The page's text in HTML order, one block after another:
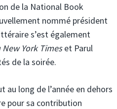
de la National Book
nommé président
s’est également
York Timeset Parul
de la soirée.
long de l’année en dehors
pour sa contribution